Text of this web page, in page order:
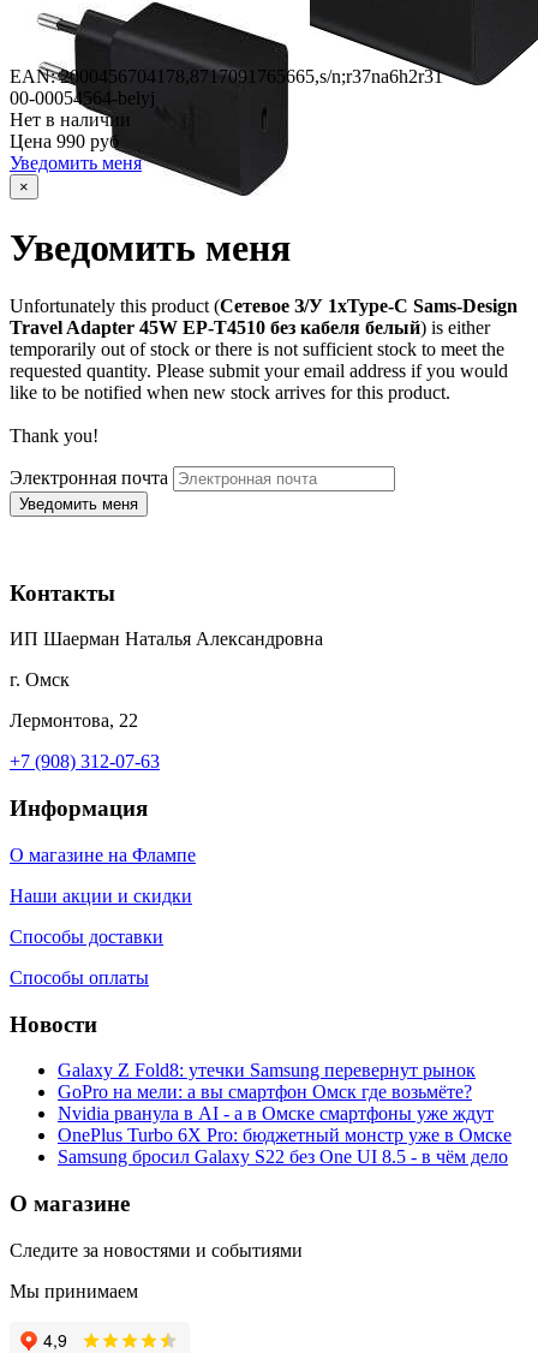
EAN: 2000456704178,8717091765665,s/n;r37na6h2r31
00-00054564-belyj
Нет в наличии
Цена 990 руб
Уведомить меня
×
Уведомить меня
Unfortunately this product (Сетевое З/У 1xType-C Sams-Design
Travel Adapter 45W EP-T4510 без кабеля белый) is either
temporarily out of stock or there is not sufficient stock to meet the
requested quantity. Please submit your email address if you would
like to be notified when new stock arrives for this product.
Thank you!
Электронная почта
Контакты
ИП Шаерман Наталья Александровна
г. Омск
Лермонтова, 22
+7 (908) 312-07-63
Информация
О магазине на Флампе
Наши акции и скидки
Способы доставки
Способы оплаты
Новости
Galaxy Z Fold8: утечки Samsung перевернут рынок
GoPro на мели: а вы смартфон Омск где возьмёте?
Nvidia рванула в AI - а в Омске смартфоны уже ждут
OnePlus Turbo 6X Pro: бюджетный монстр уже в Омске
Samsung бросил Galaxy S22 без One UI 8.5 - в чём дело
О магазине
Следите за новостями и событиями
Мы принимаем